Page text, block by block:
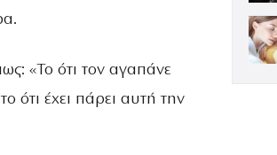
«Το ότι τον αγαπάνε
ότι έχει πάρει αυτή την